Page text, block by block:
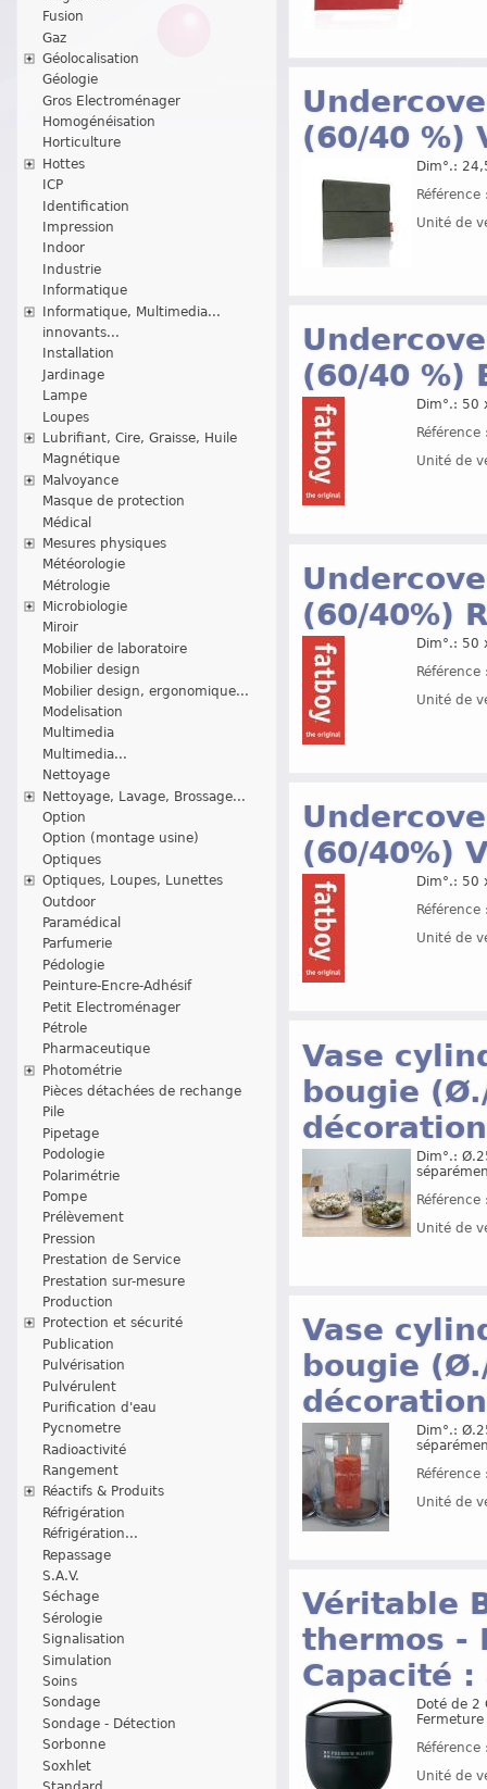
Fusion
Gaz
Géolocalisation
Géologie
Gros Electroménager
Homogénéisation
Horticulture
Hottes
ICP
Identification
Impression
Indoor
Industrie
Informatique
Informatique, Multimedia...
innovants...
Installation
Jardinage
Lampe
Loupes
Lubrifiant, Cire, Graisse, Huile
Magnétique
Malvoyance
Masque de protection
Médical
Mesures physiques
Météorologie
Métrologie
Microbiologie
Miroir
Mobilier de laboratoire
Mobilier design
Mobilier design, ergonomique...
Modelisation
Multimedia
Multimedia...
Nettoyage
Nettoyage, Lavage, Brossage...
Option
Option (montage usine)
Optiques
Optiques, Loupes, Lunettes
Outdoor
Paramédical
Parfumerie
Pédologie
Peinture-Encre-Adhésif
Petit Electroménager
Pétrole
Pharmaceutique
Photométrie
Pièces détachées de rechange
Pile
Pipetage
Podologie
Polarimétrie
Pompe
Prélèvement
Pression
Prestation de Service
Prestation sur-mesure
Production
Protection et sécurité
Publication
Pulvérisation
Pulvérulent
Purification d'eau
Pycnometre
Radioactivité
Rangement
Réactifs & Produits
Réfrigération
Réfrigération...
Repassage
S.A.V.
Séchage
Sérologie
Signalisation
Simulation
Soins
Sondage
Sondage - Détection
Sorbonne
Soxhlet
(60/40 %)
Dim°.:
Unité de
(60/40 %)
Dim°.: 50
Unité de
(60/40%)
Dim°.: 50
Unité de
(60/40%)
Dim°.: 50
Unité de
Vase
bougie
décoration
Dim°.:
Unité de
Vase
bougie
décoration
Dim°.:
Unité de
Véritable
thermos -
Capacité :
Doté de
Unité de